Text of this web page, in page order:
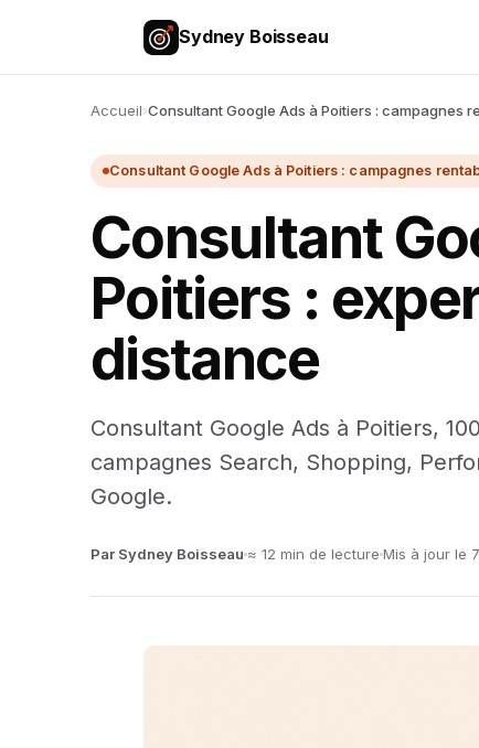
Sydney Boisseau
Accueil›Consultant Google Ads à Poitiers : campagnes
Consultant Google Ads à Poitiers : campagnes
Consultant
Poitiers :
distance
Consultant Google Ads à Poitiers,
campagnes Search, Shopping,
Google.
Par Sydney Boisseau ≈ 12 min de lecture Mis à jour le